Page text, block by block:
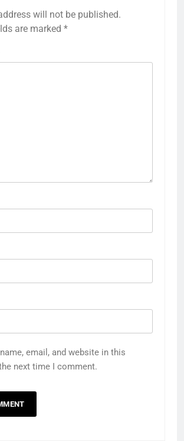
will not be published.
are marked *
email, and website in this
next time I comment.